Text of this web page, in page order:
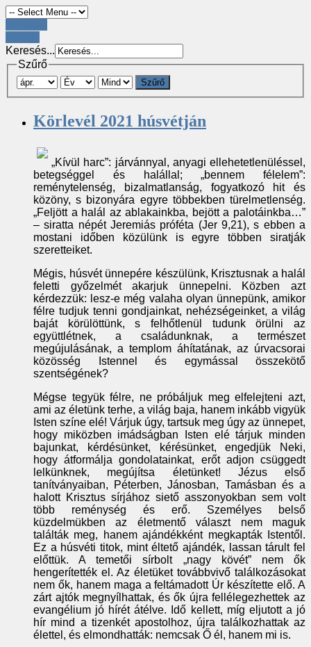
Keresés...
Szűrő
Szűrő
Körlevél 2021 húsvétján
„Kívül harc”: járvánnyal, anyagi ellehetetlenüléssel,
betegséggel és halállal; „bennem félelem”:
reménytelenség, bizalmatlanság, fogyatkozó hit és
közöny, s bizonyára egyre többekben türelmetlenség.
„Feljött a halál az ablakainkba, bejött a palotáinkba…”
– siratta népét Jeremiás próféta (Jer 9,21), s ebben a
mostani időben közülünk is egyre többen siratják
szeretteiket.
Mégis, húsvét ünnepére készülünk, Krisztusnak a halál
feletti győzelmét akarjuk ünnepelni. Közben azt
kérdezzük: lesz-e még valaha olyan ünnepünk, amikor
félre tudjuk tenni gondjainkat, nehézségeinket, a világ
baját körülöttünk, s felhőtlenül tudunk örülni az
együttlétnek, a családunknak, a természet
megújulásának, a templom áhítatának, az úrvacsorai
közösség Istennel és egymással összekötő
szentségének?
Mégse tegyük félre, ne próbáljuk meg elfelejteni azt,
ami az életünk terhe, a világ baja, hanem inkább vigyük
Isten színe elé! Várjuk úgy, tartsuk meg úgy az ünnepet,
hogy miközben imádságban Isten elé tárjuk minden
bajunkat, kérdésünket, kérésünket, engedjük Neki,
hogy átformálja gondolatainkat, erőt adjon csüggedt
lelkünknek, megújítsa életünket! Jézus első
tanítványaiban, Péterben, Jánosban, Tamásban és a
halott Krisztus sírjához siető asszonyokban sem volt
több reménység és erő. Személyes belső
küzdelmükben az életmentő választ nem maguk
találták meg, hanem ajándékként megkapták Istentől.
Ez a húsvéti titok, mint éltető ajándék, lassan tárult fel
előttük. A temetői sírbolt „nagy kövét” nem ők
hengerítették el. Az életüket továbbvivő találkozásokat
nem ők, hanem maga a feltámadott Úr készítette elő. A
zárt ajtók megnyílhattak, és ők újra fellélegezhettek az
evangélium jó hírét átélve. Idő kellett, míg eljutott a jó
hír mind a tizenkét apostolhoz, újra találkozhattak az
élettel, és elmondhatták: nemcsak Ő él, hanem mi is.